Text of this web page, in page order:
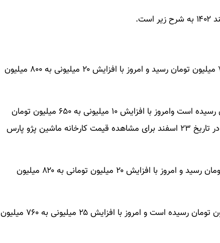
بر این اساس قیمت پژوپارس LX صفر، در بازار به ۷۸۰ میلیون تومان رسید و امروز با افزایش ۲۰ میلیونی به ۸۰۰ میلیون
همچنین پژو پارس XU۷P سال ، به ۶۴۰ میلیون تومان رسیده است وامروز با افزایش ۱۰ میلیونی به ۶۵۰ میلیون تومان
رسید. بررسی قیمت روز و جدید انواع خودرو پژو پارس در تاریخ ۲۳ اسفند برای مشاهده قیمت کارخانه ماشین پژو پارس
همچنین پژو پارس ELX-TU۵ در بازار به ۷۹۰ میلیون تومان رسید و امروز با افزایش ۲۰ میلیون تومانی به ۸۲۰ میلیون
همچنین پژو پارس LX مدل ۱۴۰۰ در بازار به ۷۳۵ میلیون تومان رسیده است و امروز با افزایش ۲۵ میلیونی به ۷۶۰ میلیون